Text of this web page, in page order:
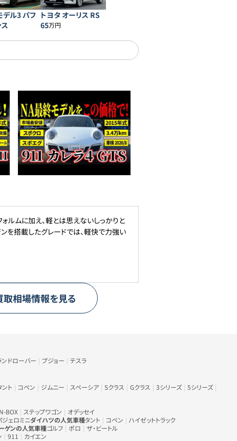
デル3 パフ トヨタ オーリス RS
65万円
ルムに加え、軽とは思えないしっかりと
を搭載したグレードでは、軽快で力強い
取相場情報を見る
ンドローバー プジョー
テスラ
ント コペン ジムニー スペーシア Sクラス Gクラス 3シリーズ
5シリーズ
N-BOX ステップワゴン
オデッセイ
ジェロミニダイハツの人気車種タント コペン
ハイゼットトラック
ゲンの人気車種ゴルフ ポロ
ザ・ビートル
911
カイエン